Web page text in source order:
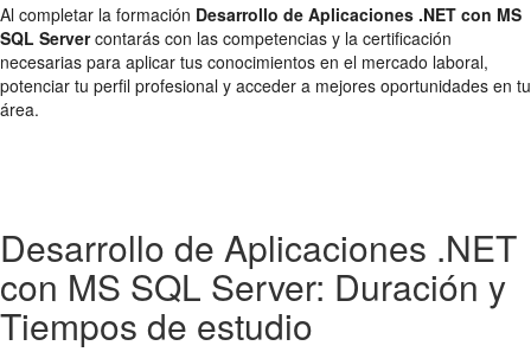
Al completar la formación Desarrollo de Aplicaciones .NET con MS
SQL Servercontarás con las competencias y la certificación
necesarias para aplicar tus conocimientos en el mercado laboral,
potenciar tu perfil profesional y acceder a mejores oportunidades en tu
área.
Desarrollo de Aplicaciones .NET
con MS SQL Server: Duración y
Tiempos de estudio